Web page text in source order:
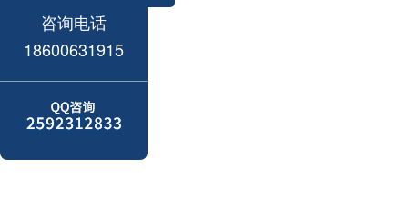
咨询电话
18600631915